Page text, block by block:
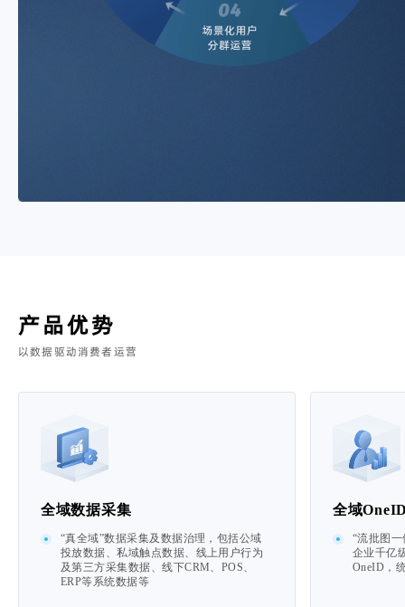
产品优势
以数据驱动消费者运营
全域数据采集
“真全域”数据采集及数据治理，包括公域
投放数据、私域触点数据、线上用户行为
及第三方采集数据、线下CRM、POS、
ERP等系统数据等
全域
“流批图
企业千亿
OneID，